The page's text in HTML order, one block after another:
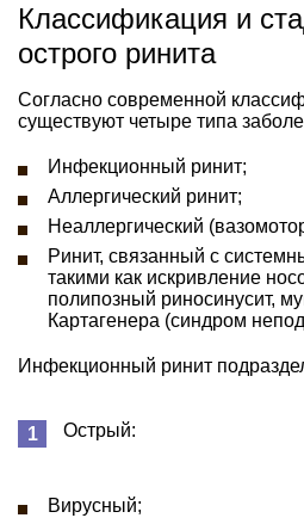
Классификация и
острого ринита
Согласно современной
существуют четыре типа
Инфекционный ринит;
Аллергический ринит;
Неаллергический
Ринит, связанный с
такими как искривление
полипозный риносинусит,
Картагенера (синдром
Инфекционный ринит
Острый:
Вирусный;